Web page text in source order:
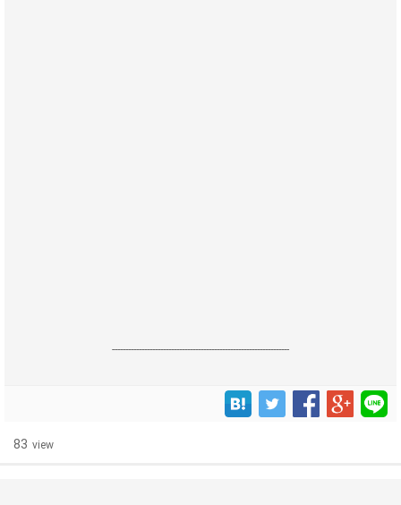
------------------------------------------------------------------
83 view